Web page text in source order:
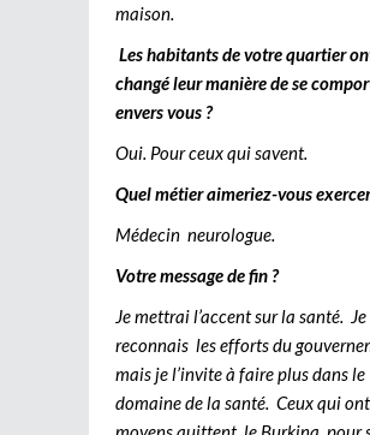
maison.
Les habitants de votre quartier
changé leur manière de se
envers vous ?
Oui. Pour ceux qui savent.
Quel métier aimeriez-vous
Médecin neurologue.
Votre message de fin ?
Je mettrai l’accent sur la santé. Je
reconnais les efforts du
mais je l’invite à faire plus dans le
domaine de la santé. Ceux qui